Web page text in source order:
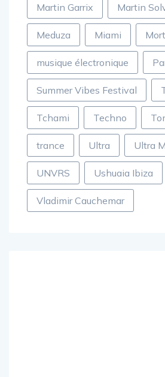
Martin Garrix Martin
Meduza Miami
musique électronique
Summer Vibes Festival
Tchami Techno
trance Ultra Ultra
UNVRS Ushuaia Ibiza
Vladimir Cauchemar